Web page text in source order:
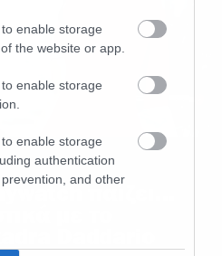
enable storage
the website or app.
enable storage
enable storage
authentication
and other
παίζει…
με το